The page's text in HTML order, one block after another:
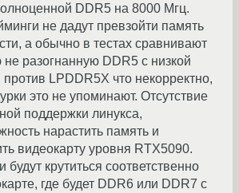
DDR5 на 8000 Мгц.
не дадут превзойти память
а обычно в тестах сравнивают
разогнанную DDR5 с низкой
против LPDDR5X что некорректно,
это не упоминают. Отсутствие
поддержки линукса,
нарастить память и
видеокарту уровня RTX5090.
будут крутиться соответственно
где будет DDR6 или DDR7 с